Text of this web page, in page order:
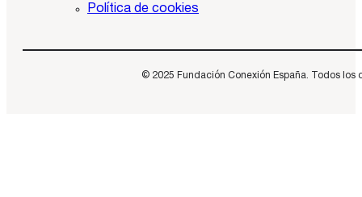
Política de cookies
© 2025 Fundación Conexión España. Todos los